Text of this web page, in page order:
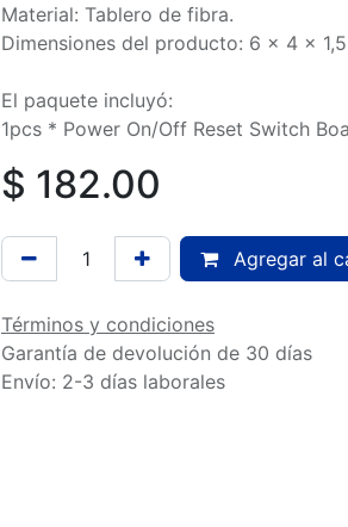
Material: Tablero de fibra.
Dimensiones del producto: ‎6 x 4 x
El paquete incluyó:
1pcs * Power On/Off Reset Switch
$ 182.00
Agregar al
Términos y condiciones
Garantía de devolución de 30 días
Envío: 2-3 días laborales